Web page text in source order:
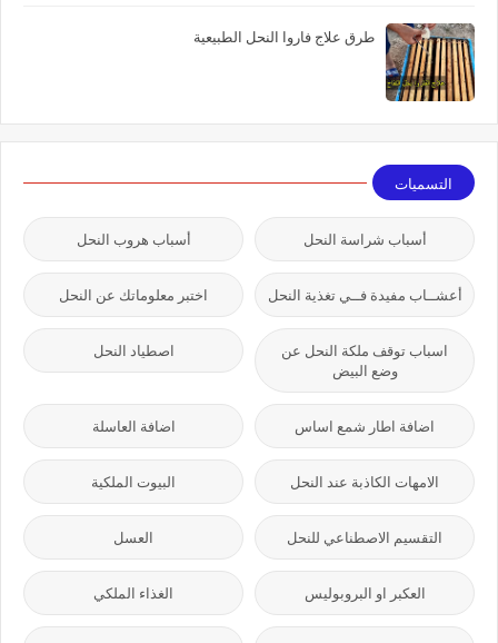
طرق علاج فاروا النحل الطبيعية
التسميات
أسباب شراسة النحل أسباب هروب النحل
أعشــاب مفيدة فــي تغذية النحل اختبر معلوماتك عن النحل
اسباب توقف ملكة النحل عن
وضع البيض
اصطياد النحل
اضافة اطار شمع اساس اضافة العاسلة
الامهات الكاذبة عند النحل البيوت الملكية
التقسيم الاصطناعي للنحل العسل
العكبر او البروبوليس الغذاء الملكي